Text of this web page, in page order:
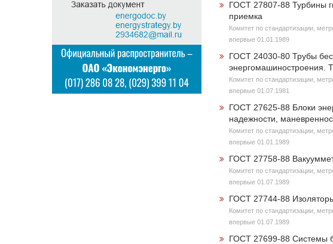
ГОСТ 27807-88 Турбины
приемка
Комитет по стандартизации,
впервые 01.01.1989
ГОСТ 24030-80 Трубы
энергомашиностроения.
Комитет по стандартизации,
впервые 01.07.1981
ГОСТ 27625-88 Блоки
надежности,
Комитет по стандартизации,
впервые 01.01.1989
ГОСТ 27758-88
Комитет по стандартизации,
впервые 01.07.1989
ГОСТ 27744-88
Комитет по стандартизации,
впервые 01.07.1989
ГОСТ 27699-88 Системы